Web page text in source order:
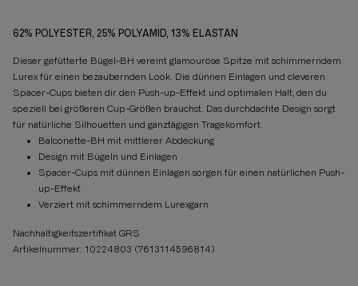
62% POLYESTER, 25% POLYAMID, 13% ELASTAN
Dieser gefütterte Bügel-BH vereint glamouröse Spitze mit schimmerndem
Lurex für einen bezaubernden Look. Die dünnen Einlagen und cleveren
Spacer-Cups bieten dir den Push-up-Effekt und optimalen Halt, den du
speziell bei größeren Cup-Größen brauchst. Das durchdachte Design sorgt
für natürliche Silhouetten und ganztägigen Tragekomfort.
Balconette-BH mit mittlerer Abdeckung
Design mit Bügeln und Einlagen
Spacer-Cups mit dünnen Einlagen sorgen für einen natürlichen Push-
up-Effekt
Verziert mit schimmerndem Lurexgarn
Nachhaltigkeitszertifikat GRS
Artikelnummer: 10224803 (7613114596814)